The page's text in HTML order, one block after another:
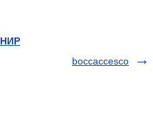
boccaccesco